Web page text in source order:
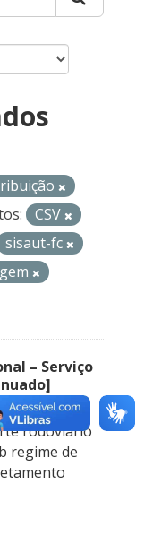
CSV
sisaut-fc
– Serviço
para a
rodoviário
regime de